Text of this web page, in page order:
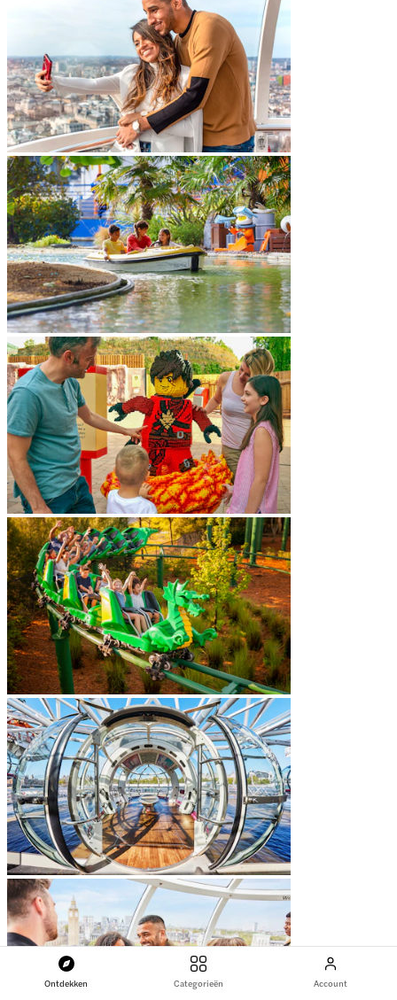
Ontdekken Categorieën Account